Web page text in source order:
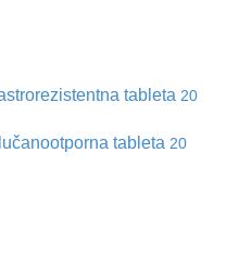
tableta 20
tableta 20